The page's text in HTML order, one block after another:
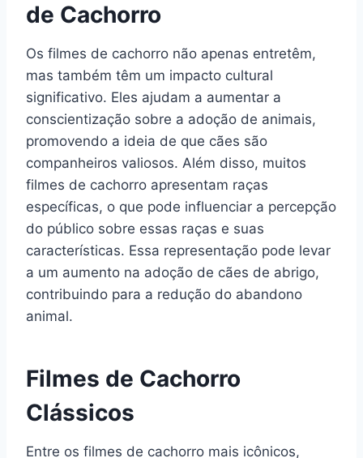
de Cachorro
Os filmes de cachorro não apenas entretêm,
mas também têm um impacto cultural
significativo. Eles ajudam a aumentar a
conscientização sobre a adoção de animais,
promovendo a ideia de que cães são
companheiros valiosos. Além disso, muitos
filmes de cachorro apresentam raças
específicas, o que pode influenciar a percepção
do público sobre essas raças e suas
características. Essa representação pode levar
a um aumento na adoção de cães de abrigo,
contribuindo para a redução do abandono
animal.
Filmes de Cachorro
Clássicos
Entre os filmes de cachorro mais icônicos,